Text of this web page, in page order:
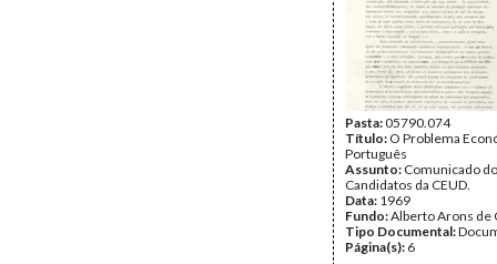
Pasta:05790.074
Título: O Problema
Português
Assunto: Comunicado
Candidatos da CEUD.
Data: 1969
Fundo:Alberto Arons de
Tipo Documental:
Página(s): 6